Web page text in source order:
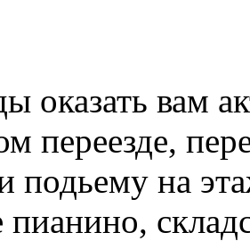
оказать вам
переезде,
подьему на
пианино,